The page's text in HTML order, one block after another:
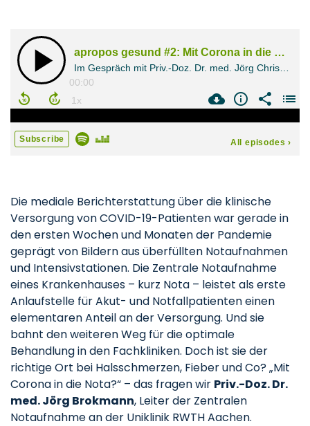
Die mediale Berichterstattung über die klinische
Versorgung von COVID-19-Patienten war gerade in
den ersten Wochen und Monaten der Pandemie
geprägt von Bildern aus überfüllten Notaufnahmen
und Intensivstationen. Die Zentrale Notaufnahme
eines Krankenhauses – kurz Nota – leistet als erste
Anlaufstelle für Akut- und Notfallpatienten einen
elementaren Anteil an der Versorgung. Und sie
bahnt den weiteren Weg für die optimale
Behandlung in den Fachkliniken. Doch ist sie der
richtige Ort bei Halsschmerzen, Fieber und Co? „Mit
Corona in die Nota?“ – das fragen wir Priv.-Doz. Dr.
med. Jörg Brokmann, Leiter der Zentralen
Notaufnahme an der Uniklinik RWTH Aachen.